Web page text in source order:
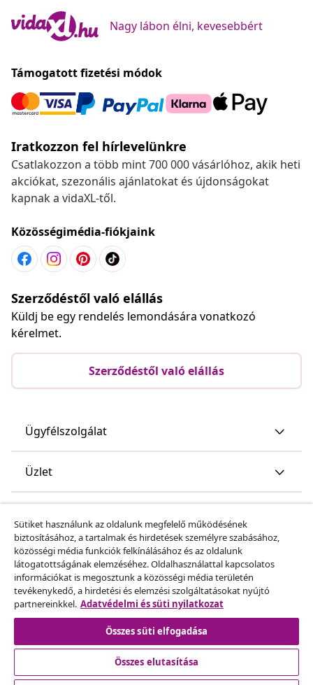
Nagy lábon élni, kevesebbért
Támogatott fizetési módok
Iratkozzon fel hírlevelünkre
Csatlakozzon a több mint 700 000 vásárlóhoz, akik heti
akciókat, szezonális ajánlatokat és újdonságokat
kapnak a vidaXL-től.
Közösségimédia-fiókjaink
Szerződéstől való elállás
Küldj be egy rendelés lemondására vonatkozó
kérelmet.
Szerződéstől való elállás
Ügyfélszolgálat
Üzlet
Fedezz fel többet
© 2008-2026 vidaXL A www.vidaxl.hu a vidaXL Marketplace
Europe B.V. Weboldala
Sütiket használunk az oldalunk megfelelő működésének
biztosításához, a tartalmak és hirdetések személyre szabásához,
közösségi média funkciók felkínálásához és az oldalunk
látogatottságának elemzéséhez. Oldalhasználattal kapcsolatos
információkat is megosztunk a közösségi média területén
tevékenykedő, a hirdetési és elemzési szolgáltatásokat nyújtó
partnereinkkel. Adatvédelmi és süti nyilatkozat
Összes süti elfogadása
Összes elutasítása